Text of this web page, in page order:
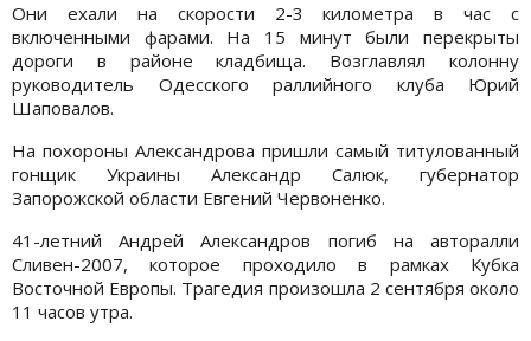
Они ехали на скорости 2-3 километра в час с
включенными фарами. На 15 минут были перекрыты
дороги в районе кладбища. Возглавлял колонну
руководитель Одесского раллийного клуба Юрий
Шаповалов.
На похороны Александрова пришли самый титулованный
гонщик Украины Александр Салюк, губернатор
Запорожской области Евгений Червоненко.
41-летний Андрей Александров погиб на авторалли
Сливен-2007, которое проходило в рамках Кубка
Восточной Европы. Трагедия произошла 2 сентября около
11 часов утра.